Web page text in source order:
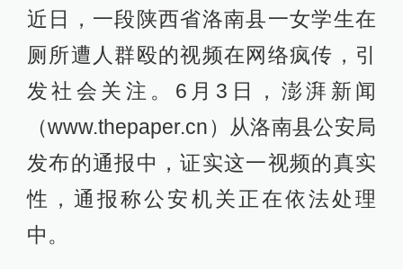
近日，一段陕西省洛南县一女学生在
厕所遭人群殴的视频在网络疯传，引
发社会关注。6月3日，澎湃新闻
（www.thepaper.cn）从洛南县公安局
发布的通报中，证实这一视频的真实
性，通报称公安机关正在依法处理
中。